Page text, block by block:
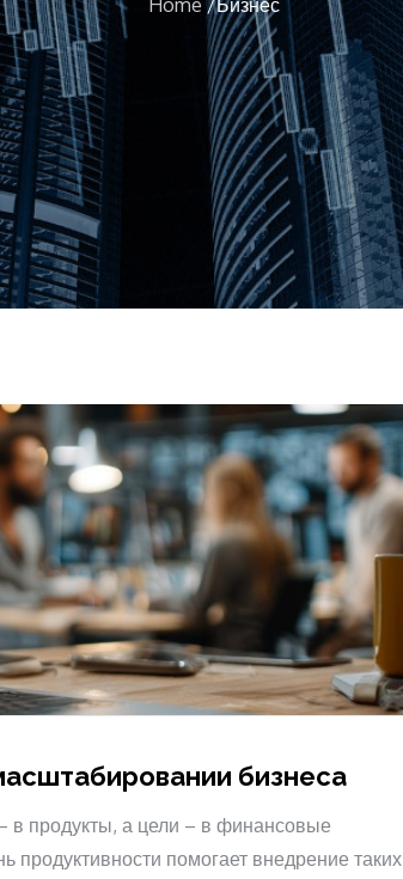
бизнеса
продукты, а цели – в финансовые
продуктивности помогает внедрение таких